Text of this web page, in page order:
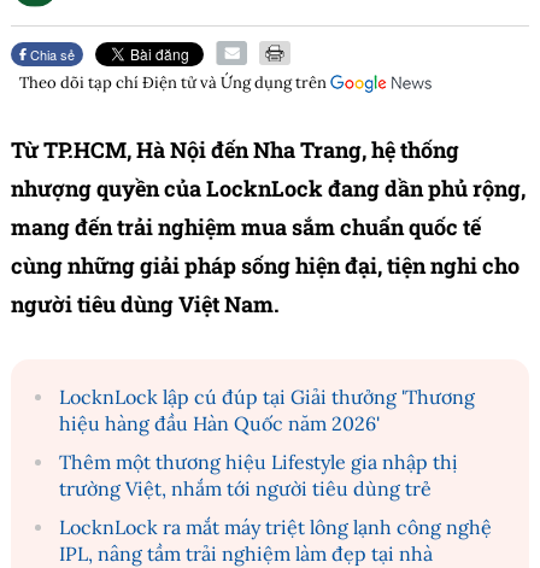
Chia sẻ
Theo dõi tạp chíĐiện tử và Ứng dụngtrên
Từ TP.HCM, Hà Nội đến Nha Trang, hệ thống
nhượng quyền của LocknLock đang dần phủ rộng,
mang đến trải nghiệm mua sắm chuẩn quốc tế
cùng những giải pháp sống hiện đại, tiện nghi cho
người tiêu dùng Việt Nam.
LocknLock lập cú đúp tại Giải thưởng 'Thương
hiệu hàng đầu Hàn Quốc năm 2026'
Thêm một thương hiệu Lifestyle gia nhập thị
trường Việt, nhắm tới người tiêu dùng trẻ
LocknLock ra mắt máy triệt lông lạnh công nghệ
IPL, nâng tầm trải nghiệm làm đẹp tại nhà